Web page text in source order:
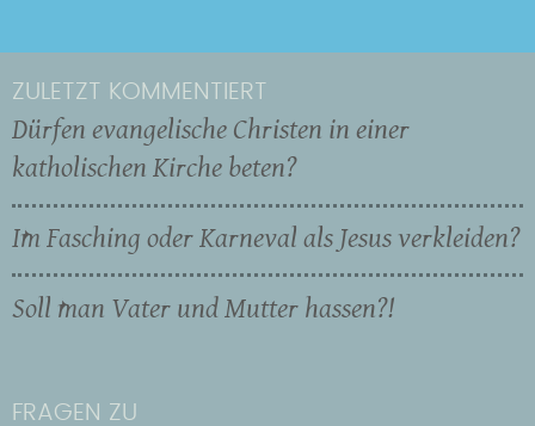
ZULETZT KOMMENTIERT
Dürfen evangelische Christen in einer
katholischen Kirche beten?
Im Fasching oder Karneval als Jesus verkleiden?
Soll man Vater und Mutter hassen?!
FRAGEN ZU